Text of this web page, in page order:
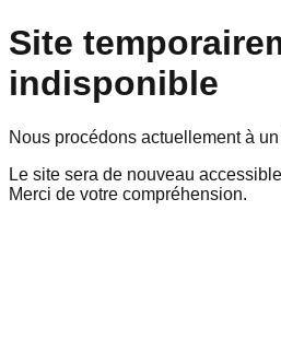
Site
indisponible
Nous procédons actuellement à
Le site sera de nouveau
Merci de votre compréhension.